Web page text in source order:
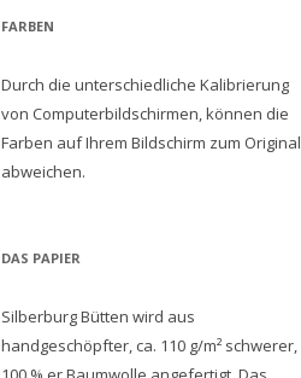
FARBEN
Durch die unterschiedliche Kalibrierung
von Computerbildschirmen, können die
Farben auf Ihrem Bildschirm zum Original
abweichen.
DAS PAPIER
Silberburg Bütten wird aus
handgeschöpfter, ca. 110 g/m² schwerer,